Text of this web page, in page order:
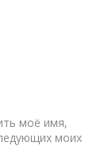
моё имя,
моих